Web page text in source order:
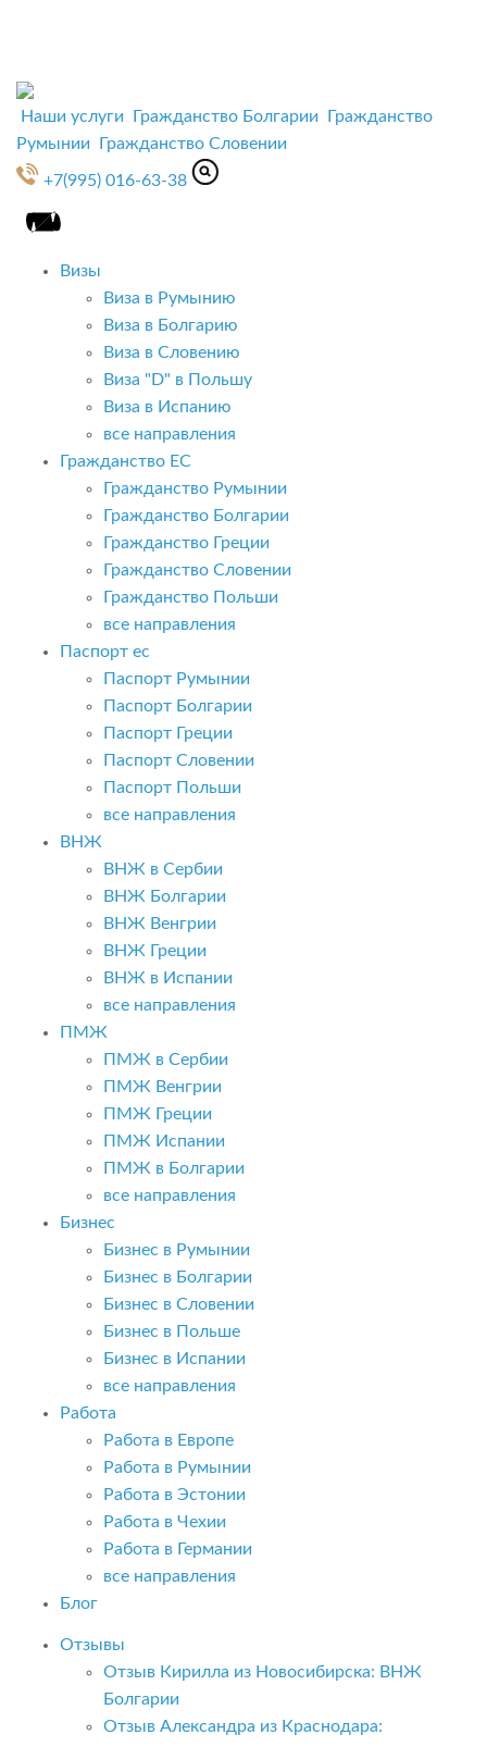
Наши услуги Гражданство Болгарии
Гражданство
Румынии
Гражданство Словении
+7(995) 016-63-38
Визы
Виза в Румынию
Виза в Болгарию
Виза в Словению
Виза "D" в Польшу
Виза в Испанию
все направления
Гражданство ЕС
Гражданство Румынии
Гражданство Болгарии
Гражданство Греции
Гражданство Словении
Гражданство Польши
все направления
Паспорт ес
Паспорт Румынии
Паспорт Болгарии
Паспорт Греции
Паспорт Словении
Паспорт Польши
все направления
ВНЖ
ВНЖ в Сербии
ВНЖ Болгарии
ВНЖ Венгрии
ВНЖ Греции
ВНЖ в Испании
все направления
ПМЖ
ПМЖ в Сербии
ПМЖ Венгрии
ПМЖ Греции
ПМЖ Испании
ПМЖ в Болгарии
все направления
Бизнес
Бизнес в Румынии
Бизнес в Болгарии
Бизнес в Словении
Бизнес в Польше
Бизнес в Испании
все направления
Работа
Работа в Европе
Работа в Румынии
Работа в Эстонии
Работа в Чехии
Работа в Германии
все направления
Блог
Отзывы
Отзыв Кирилла из Новосибирска: ВНЖ
Болгарии
Отзыв Александра из Краснодара: